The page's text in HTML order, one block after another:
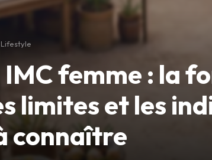
Lifestyle
femme : la
limites et les
connaître